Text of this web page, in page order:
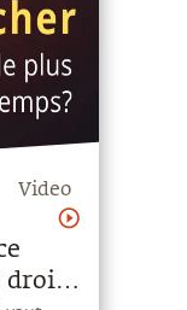
Video
droite